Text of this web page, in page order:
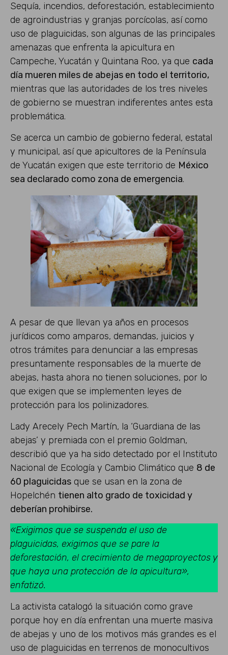
Sequía, incendios, deforestación, establecimiento
de agroindustrias y granjas porcícolas, así como
uso de plaguicidas, son algunas de las principales
amenazas que enfrenta la apicultura en
Campeche, Yucatán y Quintana Roo, ya que cada
día mueren miles de abejas en todo el territorio,
mientras que las autoridades de los tres niveles
de gobierno se muestran indiferentes antes esta
problemática.
Se acerca un cambio de gobierno federal, estatal
y municipal, así que apicultores de la Península
de Yucatán exigen que este territorio de México
sea declarado como zona de emergencia.
A pesar de que llevan ya años en procesos
jurídicos como amparos, demandas, juicios y
otros trámites para denunciar a las empresas
presuntamente responsables de la muerte de
abejas, hasta ahora no tienen soluciones, por lo
que exigen que se implementen leyes de
protección para los polinizadores.
Lady Arecely Pech Martín, la ‘Guardiana de las
abejas’ y premiada con el premio Goldman,
describió que ya ha sido detectado por el Instituto
Nacional de Ecología y Cambio Climático que 8 de
60 plaguicidas que se usan en la zona de
Hopelchén tienen alto grado de toxicidad y
deberían prohibirse.
«Exigimos que se suspenda el uso de
plaguicidas, exigimos que se pare la
deforestación, el crecimiento de megaproyectos y
que haya una protección de la apicultura»,
enfatizó.
La activista catalogó la situación como grave
porque hoy en día enfrentan una muerte masiva
de abejas y uno de los motivos más grandes es el
uso de plaguicidas en terrenos de monocultivos